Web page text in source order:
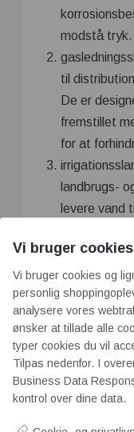
modstå tryk.
til
De er
fremstillet
for at
landbrugs-
levere vand
overjordiske
dræning og
byggeri og
lede
kan være
Vi bruger cookies
Vi bruger cookies og
personlig
analysere vores
ønsker at tillade alle
typer cookies du vil
Tilpas nedenfor. I
Business Data
kontrol over dine data.